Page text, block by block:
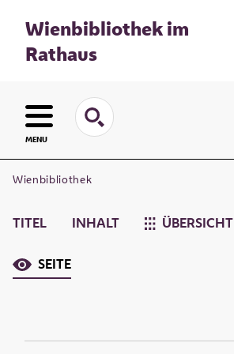
Wienbibliothek im
Rathaus
MENU
Wienbibliothek
TITEL INHALT ÜBERSICHT
SEITE